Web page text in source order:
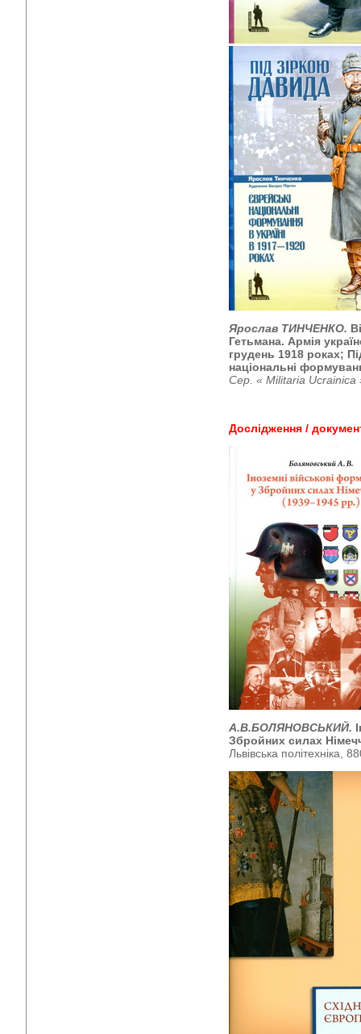
Ярослав ТИНЧЕНКО.
Гетьмана. Армія
грудень 1918 роках;
національні
Сер. « Militaria Ucrainica
Дослідження /
А.В.БОЛЯНОВСЬКИЙ.
Збройних силах
Львівська політехніка,